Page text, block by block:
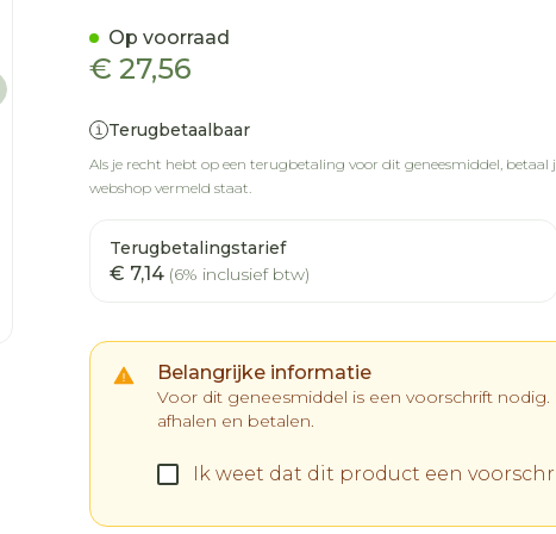
€ 27,56
Terugbetaalbaar
Als je recht hebt op een terugbetaling voor dit geneesmiddel,
webshop vermeld staat.
Terugbetalingstarief
€ 7,14 (6% inclusief btw)
Belangrijke informatie
Voor dit geneesmiddel is een voorschrift
afhalen en betalen.
Ik weet dat dit product een
Op voorraad